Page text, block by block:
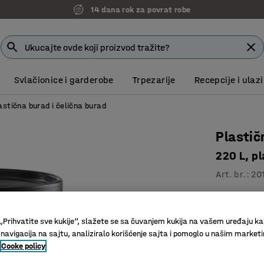
14 dana rok za povrat robe
Svlačionice i garderobe Trpezarije Recepcije i ulazi
burad i čelična burad
220 L,
Art. br. :
sve kukije“, slažete se sa čuvanjem kukija na vašem uređaju
na sajtu, analiziralo korišćenje sajta i pomoglo u našim
Cooke policy